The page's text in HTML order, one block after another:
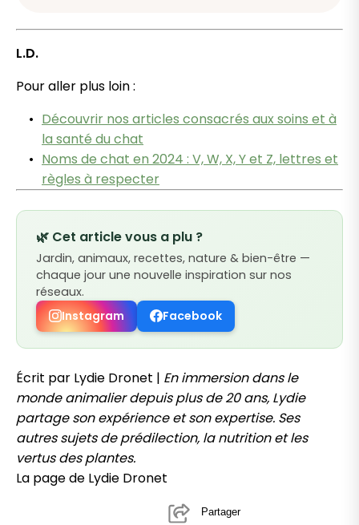
L.D.
Pour aller plus loin :
Découvrir nos articles consacrés aux soins et à
la santé du chat
Noms de chat en 2024 : V, W, X, Y et Z, lettres et
règles à respecter
🌿 Cet article vous a plu ?
Jardin, animaux, recettes, nature & bien-être —
chaque jour une nouvelle inspiration sur nos
réseaux.
Instagram
Facebook
Écrit par Lydie Dronet | En immersion dans le
monde animalier depuis plus de 20 ans, Lydie
partage son expérience et son expertise. Ses
autres sujets de prédilection, la nutrition et les
vertus des plantes.
La page de Lydie Dronet
Partager